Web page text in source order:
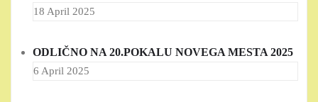
18 April 2025
ODLIČNO NA 20.POKALU NOVEGA MESTA 2025
6 April 2025